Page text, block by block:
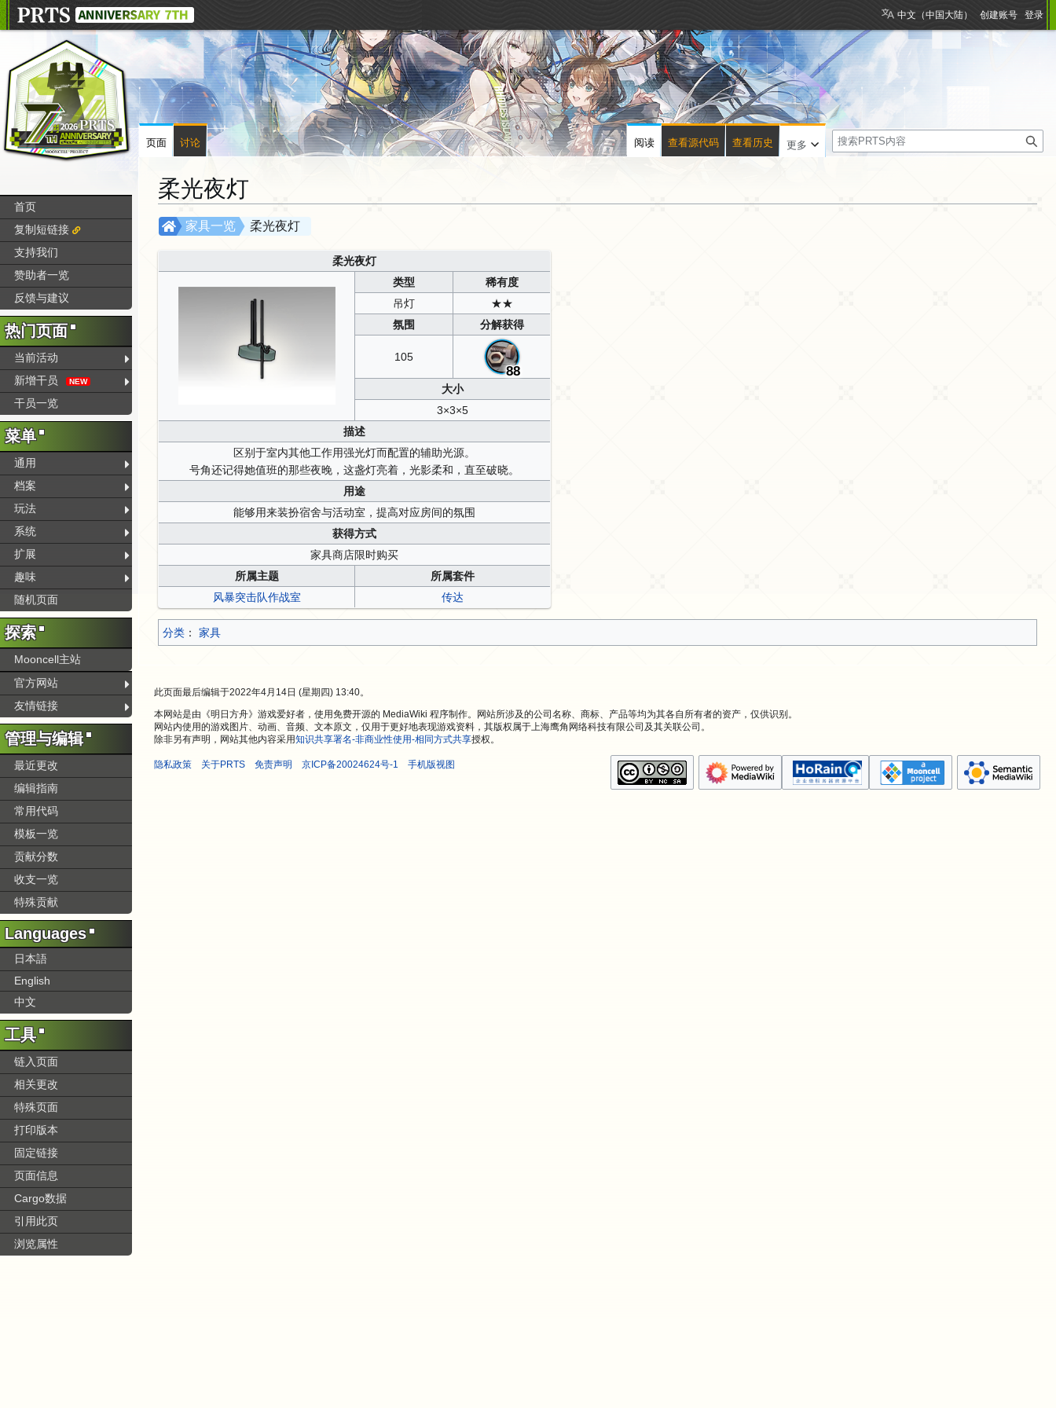
柔光夜灯
跳
跳
柔光夜灯
家具一览
柔光夜灯
类型
稀有度
吊灯
★★
氛围
分解获得
105
88
大小
3×3×5
描述
区别于室内其他工作用强光灯而配置的辅助光源。
号角还记得她值班的那些夜晚，这盏灯亮着，光影柔和，直至破晓。
用途
能够用来装扮宿舍与活动室，提高对应房间的氛围
获得方式
家具商店限时购买
所属主题
所属套件
风暴突击队作战室
传达
分类 ：​ 家具
中文（中国大陆） 创建账号 登录
页面 讨论 阅读 查看源代码 查看历史 更多
搜
索
首页
复制短链接
支持我们
赞助者一览
反馈与建议
热门页面
当前活动
新增干员
NEW
干员一览
菜单
通用
档案
玩法
系统
扩展
趣味
随机页面
探索
Mooncell主站
官方网站
友情链接
管理与编辑
最近更改
编辑指南
常用代码
模板一览
贡献分数
收支一览
特殊贡献
Languages
日本語
English
中文
工具
链入页面
相关更改
特殊页面
打印版本
固定链接
页面信息
Cargo数据
引用此页
浏览属性
此页面最后编辑于2022年4月14日 (星期四) 13:40。
本网站是由《明日方舟》游戏爱好者，使用免费开源的 MediaWiki 程序制作。网站所涉及的公司名称、商标、产品等均为其各自所有者的资产，仅供识别。
网站内使用的游戏图片、动画、音频、文本原文，仅用于更好地表现游戏资料，其版权属于上海鹰角网络科技有限公司及其关联公司。
除非另有声明，网站其他内容采用知识共享署名-非商业性使用-相同方式共享授权。
隐私政策 关于PRTS 免责声明 京ICP备20024624号-1 手机版视图